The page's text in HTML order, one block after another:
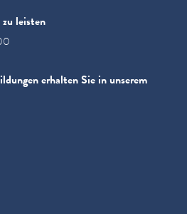
leisten
erhalten Sie in unserem